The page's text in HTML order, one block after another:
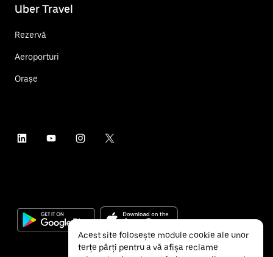
Uber Travel
Rezervă
Aeroporturi
Orașe
Acest site folosește module cookie ale unor
terțe părți pentru a vă afișa reclame